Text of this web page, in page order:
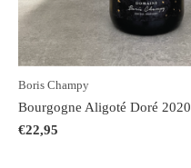
Boris Champy
Bourgogne Aligoté Doré 2020
€22,95